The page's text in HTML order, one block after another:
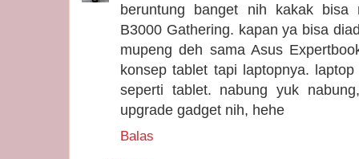
beruntung banget nih kakak bisa
B3000 Gathering. kapan ya bisa
mupeng deh sama Asus
konsep tablet tapi laptopnya.
seperti tablet. nabung yuk
upgrade gadget nih, hehe
Balas